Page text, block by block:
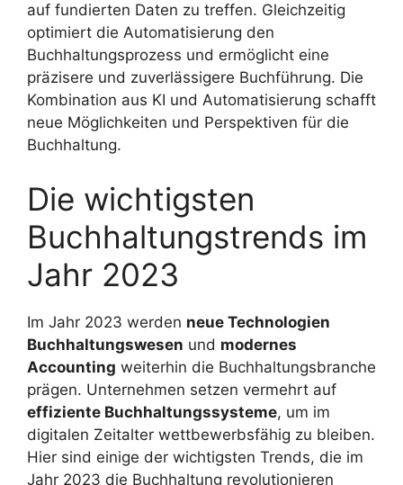
auf fundierten Daten zu treffen. Gleichzeitig
optimiert die Automatisierung den
Buchhaltungsprozess und ermöglicht eine
präzisere und zuverlässigere Buchführung. Die
Kombination aus KI und Automatisierung schafft
neue Möglichkeiten und Perspektiven für die
Buchhaltung.
Die wichtigsten
Buchhaltungstrends im
Jahr 2023
Im Jahr 2023 werden neue Technologien
Buchhaltungswesen und modernes
Accounting weiterhin die Buchhaltungsbranche
prägen. Unternehmen setzen vermehrt auf
effiziente Buchhaltungssysteme, um im
digitalen Zeitalter wettbewerbsfähig zu bleiben.
Hier sind einige der wichtigsten Trends, die im
Jahr 2023 die Buchhaltung revolutionieren